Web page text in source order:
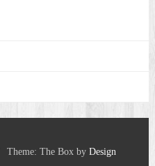
Theme: The Box byDesign